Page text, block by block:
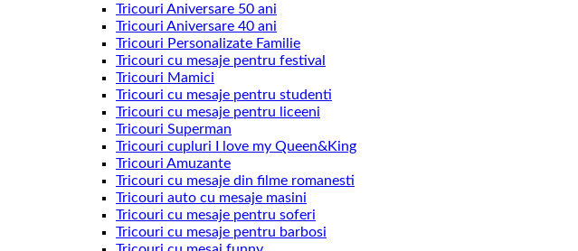
Tricouri Aniversare 50 ani
Tricouri Aniversare 40 ani
Tricouri Personalizate Familie
Tricouri cu mesaje pentru festival
Tricouri Mamici
Tricouri cu mesaje pentru studenti
Tricouri cu mesaje pentru liceeni
Tricouri Superman
Tricouri cupluri I love my Queen&King
Tricouri Amuzante
Tricouri cu mesaje din filme romanesti
Tricouri auto cu mesaje masini
Tricouri cu mesaje pentru soferi
Tricouri cu mesaje pentru barbosi